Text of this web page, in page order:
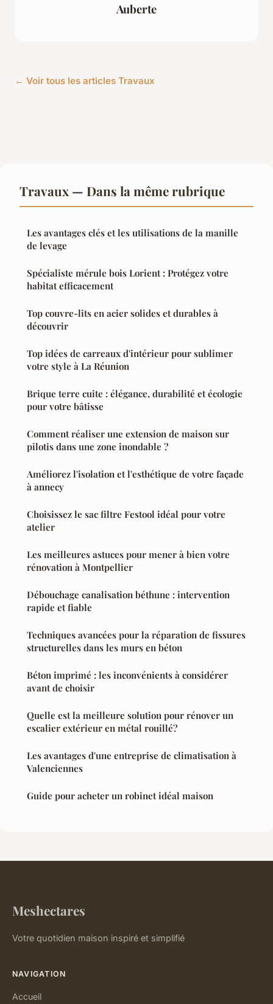
Auberte
← Voir tous les articles Travaux
Travaux — Dans la même rubrique
Les avantages clés et les utilisations de la manille
de levage
Spécialiste mérule bois Lorient : Protégez votre
habitat efficacement
Top couvre-lits en acier solides et durables à
découvrir
Top idées de carreaux d'intérieur pour sublimer
votre style à La Réunion
Brique terre cuite : élégance, durabilité et écologie
pour votre bâtisse
Comment réaliser une extension de maison sur
pilotis dans une zone inondable ?
Améliorez l'isolation et l'esthétique de votre façade
à annecy
Choisissez le sac filtre Festool idéal pour votre
atelier
Les meilleures astuces pour mener à bien votre
rénovation à Montpellier
Débouchage canalisation béthune : intervention
rapide et fiable
Techniques avancées pour la réparation de fissures
structurelles dans les murs en béton
Béton imprimé : les inconvénients à considérer
avant de choisir
Quelle est la meilleure solution pour rénover un
escalier extérieur en métal rouillé?
Les avantages d'une entreprise de climatisation à
Valenciennes
Guide pour acheter un robinet idéal maison
Meshectares
Votre quotidien maison inspiré et simplifié
NAVIGATION
Accueil